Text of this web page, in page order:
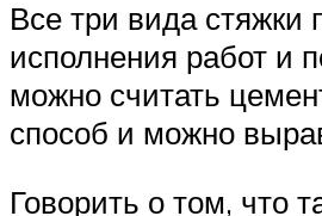
Все три вида стяжки
исполнения работ и
можно считать
способ и можно
Говорить о том, что